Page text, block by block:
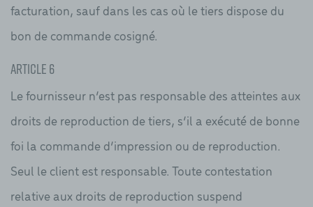
facturation, sauf dans les cas où le tiers dispose du
bon de commande cosigné.
Article 6
Le fournisseur n’est pas responsable des atteintes aux
droits de reproduction de tiers, s’il a exécuté de bonne
foi la commande d’impression ou de reproduction.
Seul le client est responsable. Toute contestation
relative aux droits de reproduction suspend